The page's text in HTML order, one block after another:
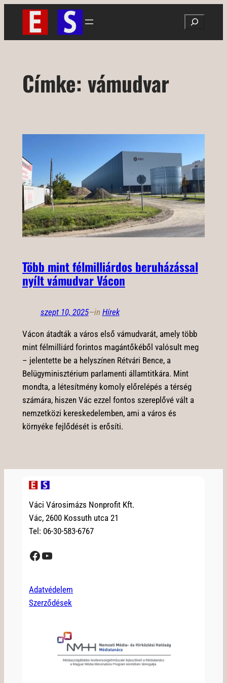
Ugrás
tartalomhoz
Search
Címke: vámudvar
Több mint félmilliárdos beruházással
nyílt vámudvar Vácon
szept 10, 2025—in Hírek
Vácon átadták a város első vámudvarát, amely több
mint félmilliárd forintos magántőkéből valósult meg
– jelentette be a helyszínen Rétvári Bence, a
Belügyminisztérium parlamenti államtitkára. Mint
mondta, a létesítmény komoly előrelépés a térség
számára, hiszen Vác ezzel fontos szereplővé vált a
nemzetközi kereskedelemben, ami a város és
környéke fejlődését is erősíti.
Váci Városimázs Nonprofit Kft.
Vác, 2600 Kossuth utca 21
Tel: 06-30-583-6767
Facebook YouTube
Adatvédelem
Szerződések